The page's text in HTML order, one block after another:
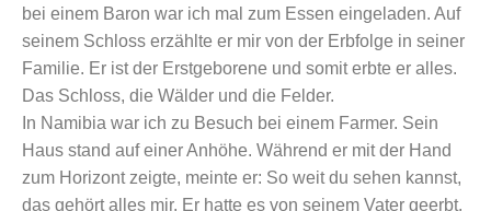
bei einem Baron war ich mal zum Essen eingeladen. Auf
seinem Schloss erzählte er mir von der Erbfolge in seiner
Familie. Er ist der Erstgeborene und somit erbte er alles.
Das Schloss, die Wälder und die Felder.
In Namibia war ich zu Besuch bei einem Farmer. Sein
Haus stand auf einer Anhöhe. Während er mit der Hand
zum Horizont zeigte, meinte er: So weit du sehen kannst,
das gehört alles mir. Er hatte es von seinem Vater geerbt.